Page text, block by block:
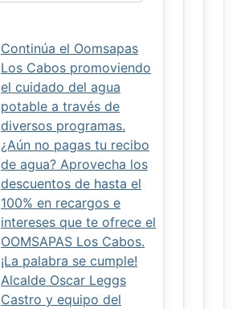
Continúa el Oomsapas
Los Cabos promoviendo
el cuidado del agua
potable a través de
diversos programas.
¿Aún no pagas tu recibo
de agua? Aprovecha los
descuentos de hasta el
100% en recargos e
intereses que te ofrece el
OOMSAPAS Los Cabos.
¡La palabra se cumple!
Alcalde Oscar Leggs
Castro y equipo del